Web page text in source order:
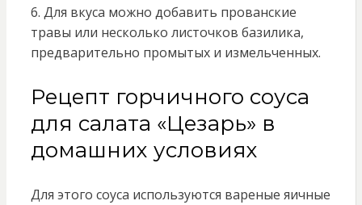
6. Для вкуса можно добавить прованские
травы или несколько листочков базилика,
предварительно промытых и измельченных.
Рецепт горчичного соуса
для салата «Цезарь» в
домашних условиях
Для этого соуса используются вареные яичные